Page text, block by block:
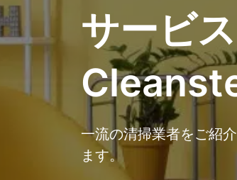
サービ
一流の清掃業者をご紹
ます。